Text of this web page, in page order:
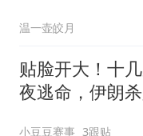
温一壶皎月
贴脸开大！十
夜逃命，伊朗
小豆豆赛事 3跟贴